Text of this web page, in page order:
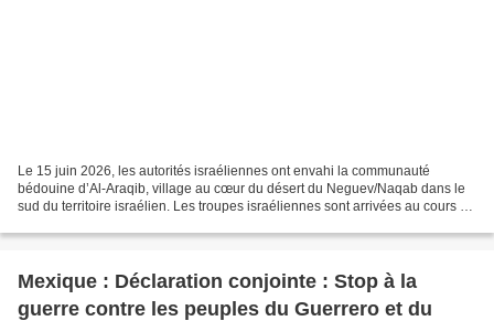
Le 15 juin 2026, les autorités israéliennes ont envahi la communauté
bédouine d’Al-Araqib, village au cœur du désert du Neguev/Naqab dans le
sud du territoire israélien. Les troupes israéliennes sont arrivées au cours de
Mexique : Déclaration conjointe : Stop à la
guerre contre les peuples du Guerrero et du